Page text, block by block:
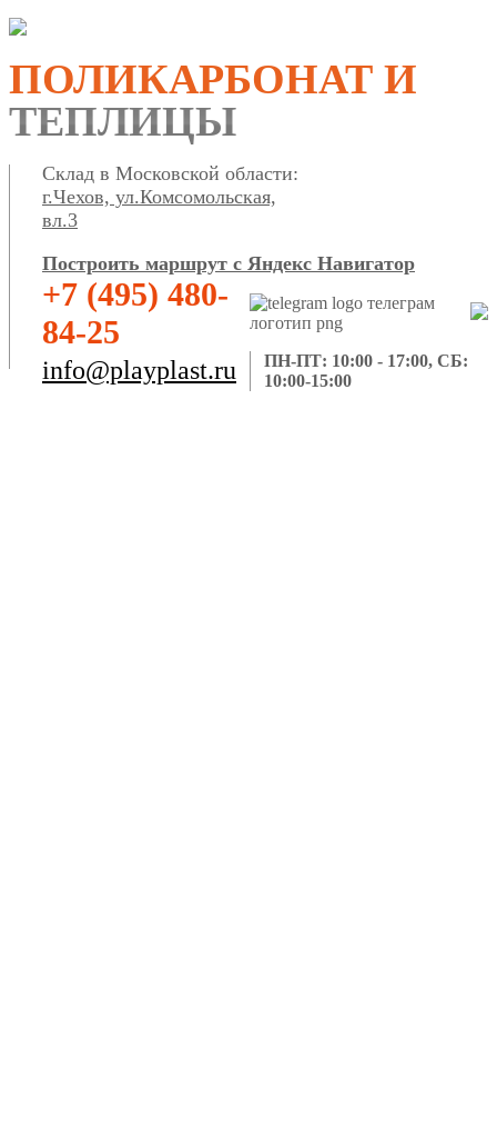
ПОЛИКАРБОНАТ И
ТЕПЛИЦЫ
Склад в Московской области:
г.Чехов, ул.Комсомольская,
вл.3
Построить маршрут с Яндекс Навигатор
+7 (495) 480-
84-25
info@playplast.ru
ПН-ПТ: 10:00 - 17:00, СБ:
10:00-15:00